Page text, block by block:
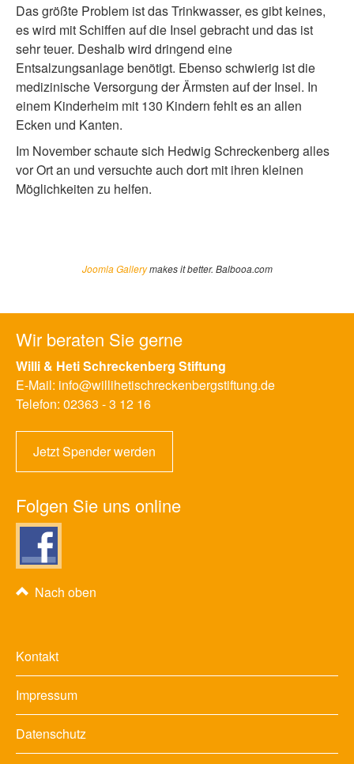
Das größte Problem ist das Trinkwasser, es gibt keines,
es wird mit Schiffen auf die Insel gebracht und das ist
sehr teuer. Deshalb wird dringend eine
Entsalzungsanlage benötigt. Ebenso schwierig ist die
medizinische Versorgung der Ärmsten auf der Insel. In
einem Kinderheim mit 130 Kindern fehlt es an allen
Ecken und Kanten.
Im November schaute sich Hedwig Schreckenberg alles
vor Ort an und versuchte auch dort mit ihren kleinen
Möglichkeiten zu helfen.
Joomla Gallerymakes it better. Balbooa.com
Wir beraten Sie gerne
Willi & Heti Schreckenberg Stiftung
E-Mail: info@willihetischreckenbergstiftung.de
Telefon: 02363 - 3 12 16
Jetzt Spender werden
Folgen Sie uns online
Nach oben
Kontakt
Impressum
Datenschutz